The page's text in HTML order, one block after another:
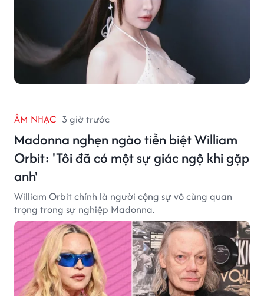
ÂM NHẠC 3 giờ trước
Madonna nghẹn ngào tiễn biệt William
Orbit: 'Tôi đã có một sự giác ngộ khi gặp
anh'
William Orbit chính là người cộng sự vô cùng quan
trọng trong sự nghiệp Madonna.